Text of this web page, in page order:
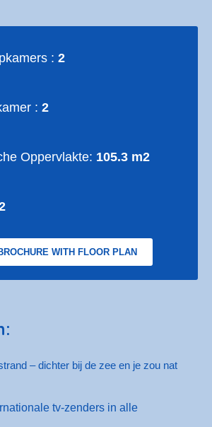
met vloerverwarming in
opdracht gemaakt, passend bij
decor en bij de indeling en
bedovertrekken en meubels zijn
en de bedden, matrassen,
ervoor te zorgen dat de
net zo ontspannend is als de
wordt ONGEMEUBILEERD te
handdoeken enz. ter plaatse
: 2
: 2
Oppervlakte: 105.3 m2
WITH FLOOR PLAN
– dichter bij de zee en je zou nat
tv-zenders in alle